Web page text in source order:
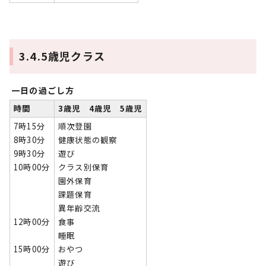
3.4.5歳児クラス
一日の過ごし方
時間
3歳児 4歳児 5歳児
7時15分
8時30分
9時30分
10時00分
12時00分
15時00分
順次登園
健康状態の観察
遊び
クラス別保育
園外保育
課題保育
異年齢交流
食事
睡眠
おやつ
遊び